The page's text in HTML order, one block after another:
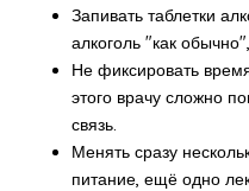
Запивать таблетки
алкоголь "как
Не фиксировать
этого врачу сложно
связь.
Менять сразу
питание, ещё одно